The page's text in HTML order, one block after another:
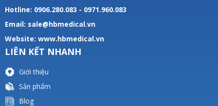
Hotline: 0906.280.083 - 0971.960.083
Email: sale@hbmedical.vn
Website: www.hbmedical.vn
LIÊN KẾT NHANH
Giới thiệu
Sản phẩm
Blog